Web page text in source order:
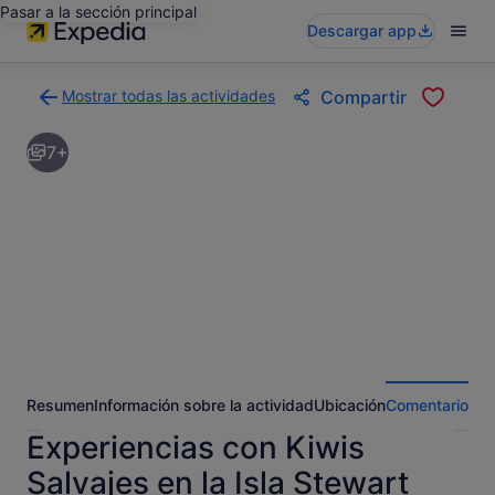
Pasar a la sección principal
Descargar app
Mostrar todas las actividades
a
la
página
Compartir
7+
ResumenInformación sobre la actividadUbicaciónComentarios
Experiencias con Kiwis
Salvajes en la Isla Stewart